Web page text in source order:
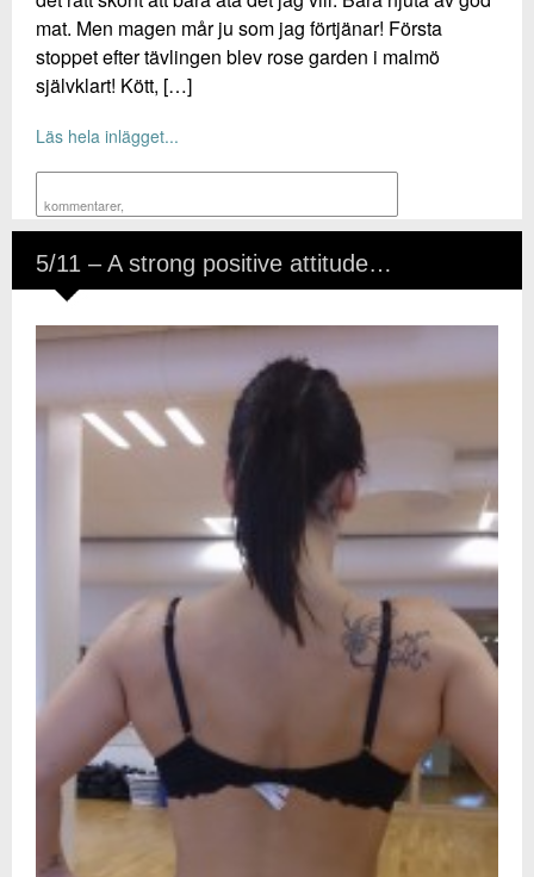
mat. Men magen mår ju som jag förtjänar! Första
stoppet efter tävlingen blev rose garden i malmö
självklart! Kött, […]
Läs hela inlägget...
kommentarer,
5/11 – A strong positive attitude…